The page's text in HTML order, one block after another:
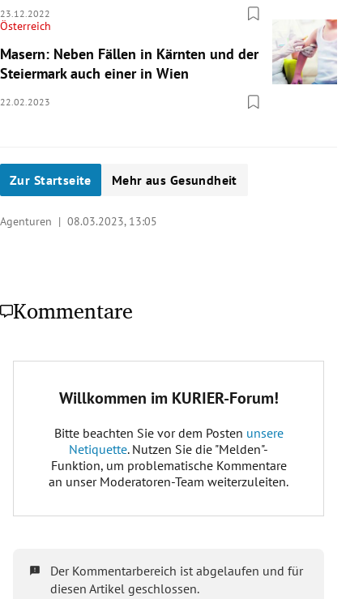
23.12.2022
Österreich
Masern: Neben Fällen in Kärnten und der
Steiermark auch einer in Wien
22.02.2023
Zur Startseite Mehr aus Gesundheit
Agenturen | 08.03.2023, 13:05
Kommentare